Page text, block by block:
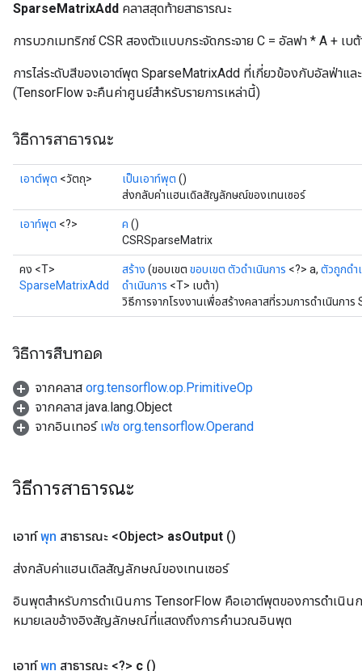
SparseMatrixAdd คลาสสุดท้ายสาธารณะ
การบวกเมทริกซ์ CSR สองตัวแบบกระจัดกระจาย C = อัลฟา * A + เบ
การไล่ระดับสีของเอาต์พุต SparseMatrixAdd ที่เกี่ยวข้องกับอัลฟ่าแล
(TensorFlow จะคืนค่าศูนย์สำหรับรายการเหล่านี้)
วิธีการสาธารณะ
เอาต์พุต <วัตถุ> เป็นเอาท์พุต ()
ส่งกลับค่าแฮนเดิลสัญลักษณ์ของเทนเซอร์
เอาท์พุต <?> ค ()
CSRSparseMatrix
คง <T>
SparseMatrixAdd
สร้าง (ขอบเขต ขอบเขต ตัวดำเนินการ <?> a, ตัวถูกดำ
ดำเนินการ <T> เบต้า)
วิธีการจากโรงงานเพื่อสร้างคลาสที่รวมการดำเนินกา
วิธีการสืบทอด
จากคลาส org.tensorflow.op.PrimitiveOp
จากคลาส java.lang.Object
จากอินเทอร์ เฟซ org.tensorflow.Operand
วิธีการสาธารณะ
เอาท์พุท สาธารณะ <Object> asOutput ()
ส่งกลับค่าแฮนเดิลสัญลักษณ์ของเทนเซอร์
อินพุตสำหรับการดำเนินการ TensorFlow คือเอาต์พุตของการดำเนิน
หมายเลขอ้างอิงสัญลักษณ์ที่แสดงถึงการคำนวณอินพุต
เอาท์พุท สาธารณะ <?> c ()